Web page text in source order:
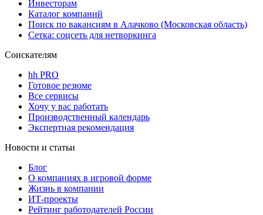
Инвесторам
Каталог компаний
Поиск по вакансиям в Алачково (Московская область)
Сетка: соцсеть для нетворкинга
Соискателям
hh PRO
Готовое резюме
Все сервисы
Хочу у вас работать
Производственный календарь
Экспертная рекомендация
Новости и статьи
Блог
О компаниях в игровой форме
Жизнь в компании
ИТ-проекты
Рейтинг работодателей России